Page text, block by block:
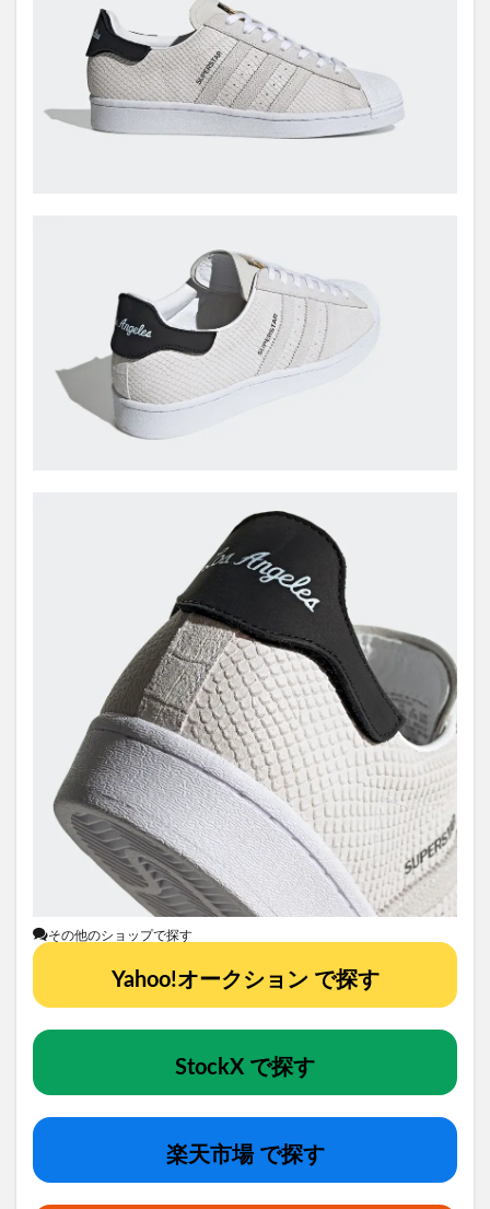
その他のショップで探す
Yahoo!オークション で探す
StockX で探す
楽天市場 で探す